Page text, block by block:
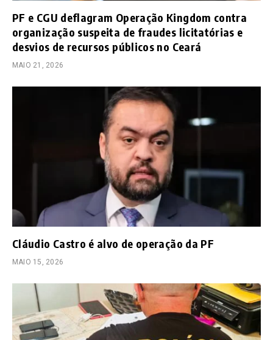
PF e CGU deflagram Operação Kingdom contra
organização suspeita de fraudes licitatórias e
desvios de recursos públicos no Ceará
MAIO 21, 2026
Cláudio Castro é alvo de operação da PF
MAIO 15, 2026